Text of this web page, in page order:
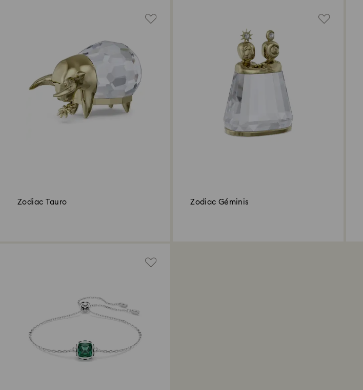
Zodiac Tauro Zodiac Géminis